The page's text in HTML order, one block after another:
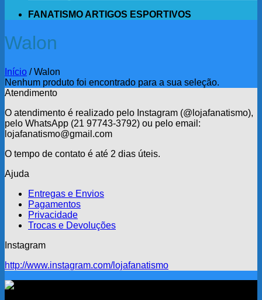
FANATISMO ARTIGOS ESPORTIVOS
Walon
Início /Walon
Nenhum produto foi encontrado para a sua seleção.
Atendimento
O atendimento é realizado pelo Instagram (@lojafanatismo),
pelo WhatsApp (21 97743-3792) ou pelo email:
lojafanatismo@gmail.com
O tempo de contato é até 2 dias úteis.
Ajuda
Entregas e Envios
Pagamentos
Privacidade
Trocas e Devoluções
Instagram
http://www.instagram.com/lojafanatismo